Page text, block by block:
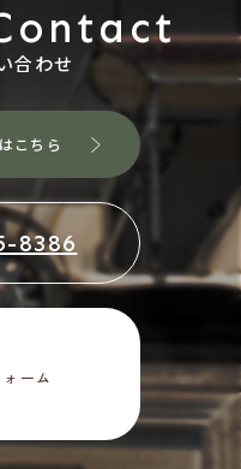
合わせ
こちら
8386
ーム